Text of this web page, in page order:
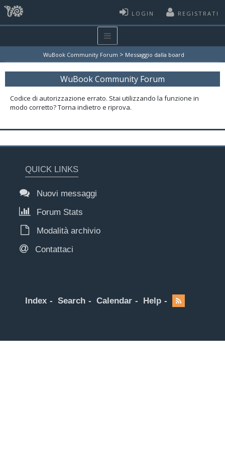
LOGIN REGISTRATI
WuBook Community Forum > Messaggio dalla board
WuBook Community Forum
Codice di autorizzazione errato. Stai utilizzando la funzione in
modo corretto? Torna indietro e riprova.
QUICK LINKS
Nuovi messaggi
Forum Stats
Modalità archivio
Contattaci
Index Search Calendar Help